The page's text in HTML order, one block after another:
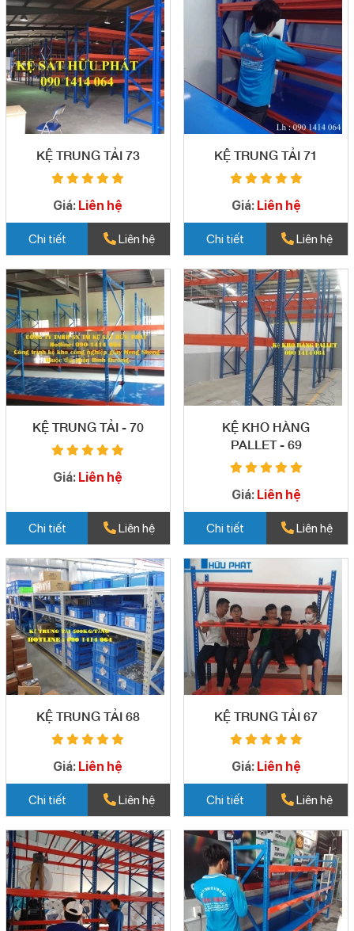
KỆ TRUNG TẢI 73
Giá: Liên hệ
Chi tiết Liên hệ
KỆ TRUNG TẢI 71
Giá: Liên hệ
Chi tiết Liên hệ
KỆ TRUNG TẢI - 70
Giá: Liên hệ
Chi tiết Liên hệ
KỆ KHO HÀNG
PALLET - 69
Giá: Liên hệ
Chi tiết Liên hệ
KỆ TRUNG TẢI 68
Giá: Liên hệ
Chi tiết Liên hệ
KỆ TRUNG TẢI 67
Giá: Liên hệ
Chi tiết Liên hệ